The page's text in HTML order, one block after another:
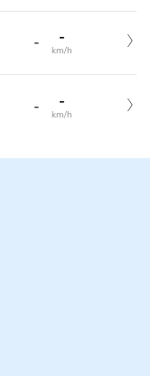
- -
km/h
- -
km/h